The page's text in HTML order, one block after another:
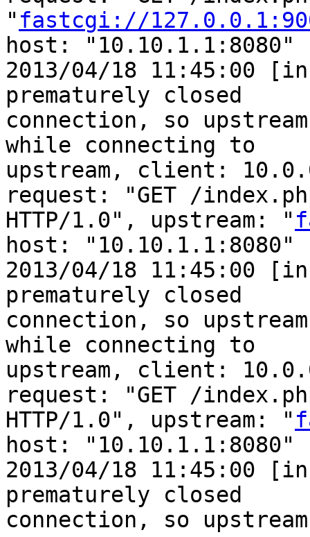
" fastcgi://
host: "10.10.1.1:8080"
2013/04/18 11:45:00
prematurely closed
connection, so
while connecting to
upstream, client:
request: "GET /
HTTP/1.0", upstream: "
host: "10.10.1.1:8080"
2013/04/18 11:45:00
prematurely closed
connection, so
while connecting to
upstream, client:
request: "GET /
HTTP/1.0", upstream: "
host: "10.10.1.1:8080"
2013/04/18 11:45:00
prematurely closed
connection, so